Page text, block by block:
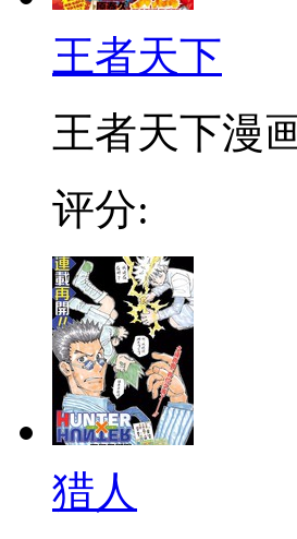
王者天下
王者天下漫
评分:
猎人